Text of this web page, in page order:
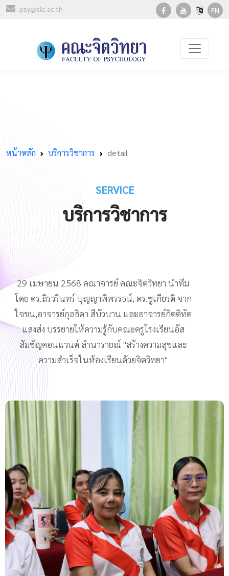
psy@slc.ac.th EN
หน้าหลัก บริการวิชาการ detail
SERVICE
บริการวิชาการ
29 เมษายน 2568 คณาจารย์ คณะจิตวิทยา นำทีม
โดย ดร.ถิรวรินทร์ บุญญาพิพรรธน์, ดร.ชูเกียรติ จาก
ใจชน,อาจารย์กุลธิดา สีบัวบาน และอาจารย์กิตติทัต
แสงส่ง บรรยายให้ความรู้กับคณะครูโรงเรียนอัส
สัมชัญคอนแวนต์ ลำนารายณ์ "สร้างความสุขและ
ความสำเร็จในห้องเรียนด้วยจิตวิทยา"